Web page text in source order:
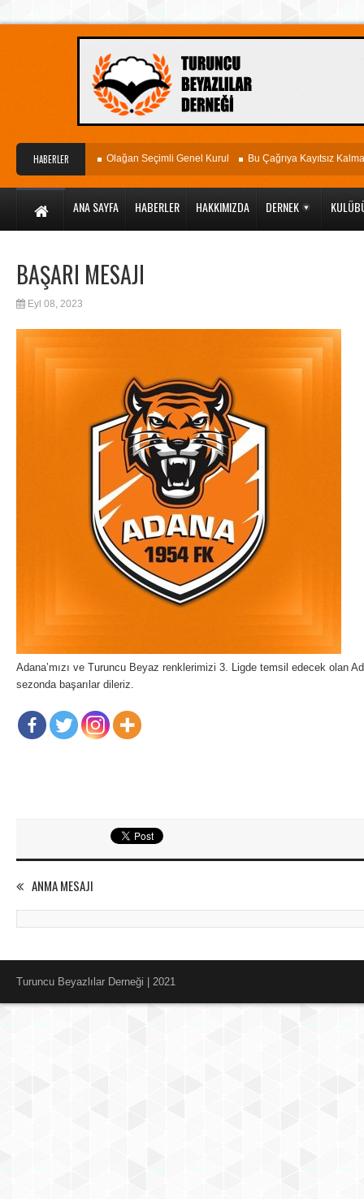
HABERLER
Hastanesi Olağan Seçimli Genel Kurul Bu Çağrıya Kayıtsız Kalmayın
ANA SAYFA HABERLER HAKKIMIZDA DERNEK
BAŞARI MESAJI
Eyl 08, 2023
Adana’mızı ve Turuncu Beyaz renklerimizi 3. Ligde temsil edecek olan
sezonda başarılar dileriz.
ANMA MESAJI
Turuncu Beyazlılar Derneği | 2021